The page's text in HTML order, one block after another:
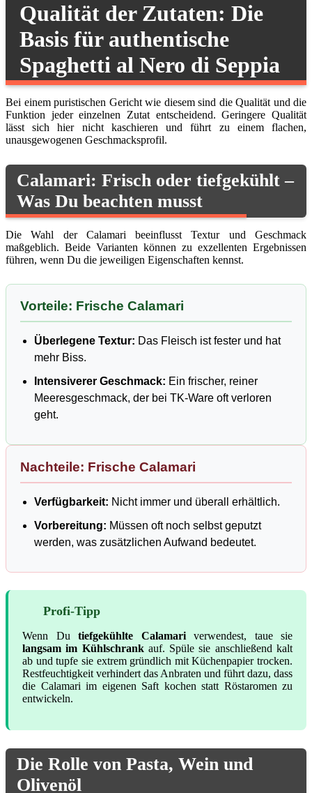
Qualität der Zutaten: Die
Basis für authentische
Spaghetti al Nero di Seppia
Bei einem puristischen Gericht wie diesem sind die Qualität und die
Funktion jeder einzelnen Zutat entscheidend. Geringere Qualität
lässt sich hier nicht kaschieren und führt zu einem flachen,
unausgewogenen Geschmacksprofil.
Calamari: Frisch oder tiefgekühlt –
Was Du beachten musst
Die Wahl der Calamari beeinflusst Textur und Geschmack
maßgeblich. Beide Varianten können zu exzellenten Ergebnissen
führen, wenn Du die jeweiligen Eigenschaften kennst.
Vorteile: Frische Calamari
Überlegene Textur: Das Fleisch ist fester und hat
mehr Biss.
Intensiverer Geschmack: Ein frischer, reiner
Meeresgeschmack, der bei TK-Ware oft verloren
geht.
Nachteile: Frische Calamari
Verfügbarkeit: Nicht immer und überall erhältlich.
Vorbereitung: Müssen oft noch selbst geputzt
werden, was zusätzlichen Aufwand bedeutet.
Profi-Tipp
Wenn Du tiefgekühlte Calamariverwendest, taue sie
langsam im Kühlschrankauf. Spüle sie anschließend kalt
ab und tupfe sie extrem gründlich mit Küchenpapier trocken.
Restfeuchtigkeit verhindert das Anbraten und führt dazu, dass
die Calamari im eigenen Saft kochen statt Röstaromen zu
entwickeln.
Die Rolle von Pasta, Wein und
Olivenöl